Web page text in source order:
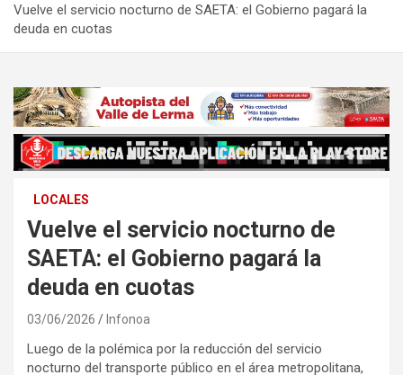
Vuelve el servicio nocturno de SAETA: el Gobierno pagará la
deuda en cuotas
LOCALES
Vuelve el servicio nocturno de
SAETA: el Gobierno pagará la
deuda en cuotas
03/06/2026 Infonoa
Luego de la polémica por la reducción del servicio
nocturno del transporte público en el área metropolitana,